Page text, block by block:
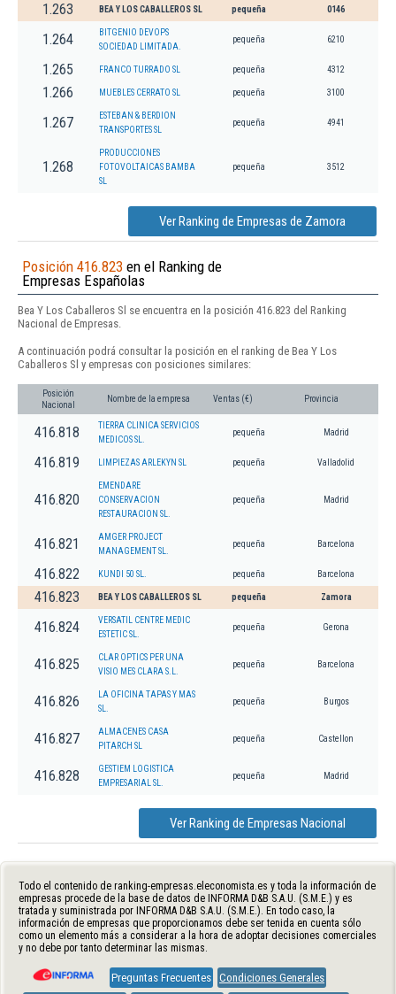
1.263 BEA Y LOS CABALLEROS SL pequeña 0146
1.264
BITGENIO DEVOPS
SOCIEDAD LIMITADA.
pequeña 6210
1.265 FRANCO TURRADO SL pequeña 4312
1.266 MUEBLES CERRATO SL pequeña 3100
1.267
ESTEBAN & BERDION
TRANSPORTES SL
pequeña 4941
1.268
PRODUCCIONES
FOTOVOLTAICAS BAMBA
SL
pequeña 3512
Ver Ranking de Empresas de Zamora
Posición 416.823 en el Ranking de
Empresas Españolas
Bea Y Los Caballeros Sl se encuentra en la posición 416.823 del Ranking
Nacional de Empresas.
A continuación podrá consultar la posición en el ranking de Bea Y Los
Caballeros Sl y empresas con posiciones similares:
Posición
Nacional
Nombre de la empresa Ventas (€) Provincia
416.818
TIERRA CLINICA SERVICIOS
MEDICOS SL.
pequeña Madrid
416.819 LIMPIEZAS ARLEKYN SL pequeña Valladolid
416.820
EMENDARE
CONSERVACION
RESTAURACION SL.
pequeña Madrid
416.821
AMGER PROJECT
MANAGEMENT SL.
pequeña Barcelona
416.822 KUNDI 50 SL. pequeña Barcelona
416.823 BEA Y LOS CABALLEROS SL pequeña Zamora
416.824
VERSATIL CENTRE MEDIC
ESTETIC SL.
pequeña Gerona
416.825
CLAR OPTICS PER UNA
VISIO MES CLARA S.L.
pequeña Barcelona
416.826
LA OFICINA TAPAS Y MAS
SL.
pequeña Burgos
416.827
ALMACENES CASA
PITARCH SL
pequeña Castellon
416.828
GESTIEM LOGISTICA
EMPRESARIAL SL.
pequeña Madrid
Ver Ranking de Empresas Nacional
Todo el contenido de ranking-empresas.eleconomista.es y toda la información de
empresas procede de la base de datos de INFORMA D&B S.A.U. (S.M.E.) y es
tratada y suministrada por INFORMA D&B S.A.U. (S.M.E.). En todo caso, la
información de empresas que proporcionamos debe ser tenida en cuenta sólo
como un elemento más a considerar a la hora de adoptar decisiones comerciales
y no debe por tanto determinar las mismas.
Preguntas Frecuentes Condiciones Generales